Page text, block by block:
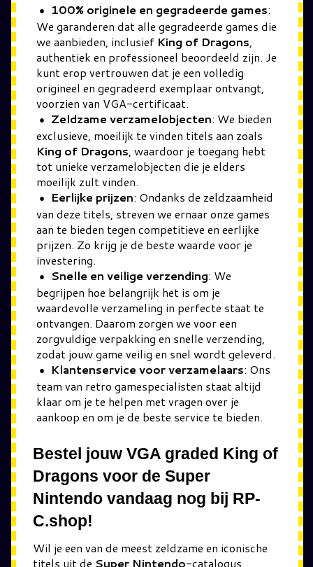
100% originele en gegradeerde games:
We garanderen dat alle gegradeerde games die
we aanbieden, inclusief King of Dragons
authentiek en professioneel beoordeeld zijn. Je
kunt erop vertrouwen dat je een volledig
origineel en gegradeerd exemplaar ontvangt,
voorzien van VGA-certificaat.
Zeldzame verzamelobjecten: We bieden
exclusieve, moeilijk te vinden titels aan zoals
King of Dragons , waardoor je toegang hebt
tot unieke verzamelobjecten die je elders
moeilijk zult vinden.
Eerlijke prijzen: Ondanks de zeldzaamheid
van deze titels, streven we ernaar onze games
aan te bieden tegen competitieve en eerlijke
prijzen. Zo krijg je de beste waarde voor je
investering.
Snelle en veilige verzending: We
begrijpen hoe belangrijk het is om je
waardevolle verzameling in perfecte staat te
ontvangen. Daarom zorgen we voor een
zorgvuldige verpakking en snelle verzending,
zodat jouw game veilig en snel wordt geleverd.
Klantenservice voor verzamelaars: Ons
team van retro gamespecialisten staat altijd
klaar om je te helpen met vragen over je
aankoop en om je de beste service te bieden.
Bestel jouw VGA graded King of
Dragons voor de Super
Nintendo vandaag nog bij RP-
C.shop!
Wil je een van de meest zeldzame en iconische
titels uit de Super Nintendo-catalogus